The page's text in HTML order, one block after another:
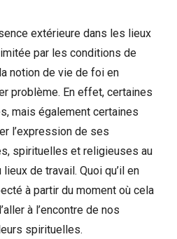
extérieure dans les lieux
par les conditions de
notion de vie de foi en
problème. En effet, certaines
mais également certaines
l’expression de ses
spirituelles et religieuses au
de travail. Quoi qu’il en
à partir du moment où cela
à l’encontre de nos
spirituelles.